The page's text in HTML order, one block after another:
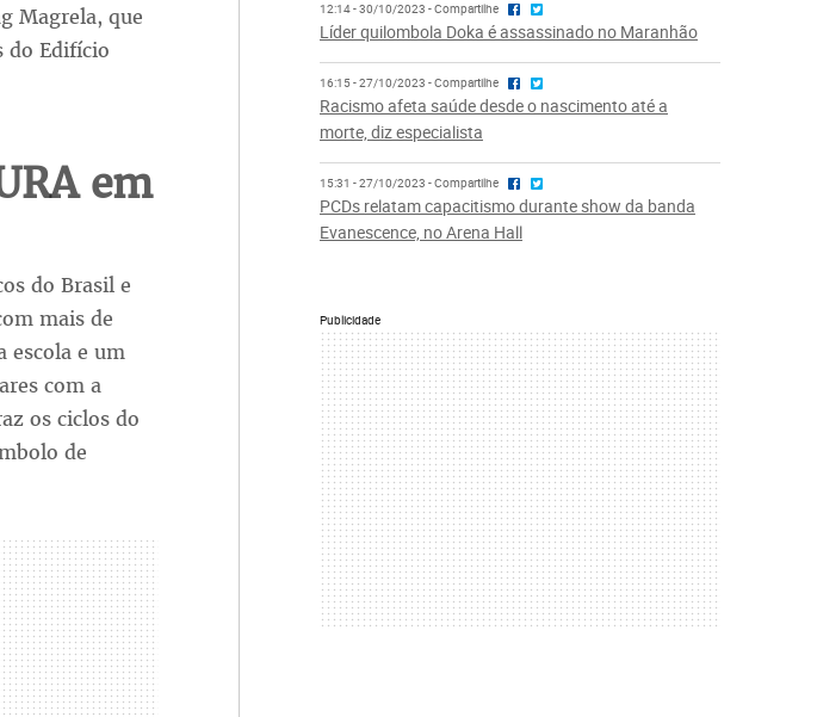
Magrela, que
do Edifício
em
do Brasil e
mais de
escola e um
com a
os ciclos do
de
12:14 - 30/10/2023 - Compartilhe
Líder quilombola Doka é assassinado no Maranhão
16:15 - 27/10/2023 - Compartilhe
Racismo afeta saúde desde o nascimento até a
morte, diz especialista
15:31 - 27/10/2023 - Compartilhe
PCDs relatam capacitismo durante show da banda
Evanescence, no Arena Hall
Publicidade